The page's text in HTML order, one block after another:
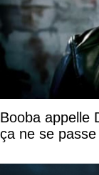
Booba appelle
ça ne se